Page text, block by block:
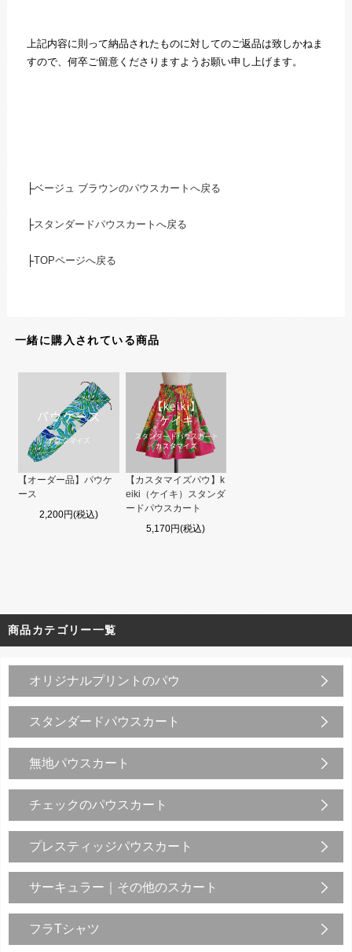
上記内容に則って納品されたものに対してのご返品は致しかねま
すので、何卒ご留意くださりますようお願い申し上げます。
├ベージュ ブラウンのパウスカートへ戻る
├スタンダードパウスカートへ戻る
├TOPページへ戻る
一緒に購入されている商品
【オーダー品】パウケ
ース
2,200円(税込)
【カスタマイズパウ】k
eiki（ケイキ）スタンダ
ードパウスカート
5,170円(税込)
商品カテゴリー一覧
オリジナルプリントのパウ
スタンダードパウスカート
無地パウスカート
チェックのパウスカート
プレスティッジパウスカート
サーキュラー｜その他のスカート
フラTシャツ